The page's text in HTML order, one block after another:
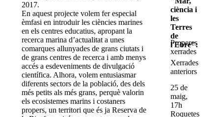
2017.
En aquest projecte volem fer especial
èmfasi en introduir les ciències marines
en els centres educatius, apropant la
recerca marina d’actualitat a unes
comarques allunyades de grans ciutats i
de grans centres de recerca i amb menys
accés a esdeveniments de divulgació
científica. Alhora, volem entusiasmar
diferents sectors de la població, des dels
més petits als més grans, perquè valorin
els ecosistemes marins i costaners
propers, un territori que és ja Reserva de
ciència i
les
Terres
de
l'Ebre":
Properes
xerrades
Xerrades
anteriors
25 de
maig,
17h
Roquetes